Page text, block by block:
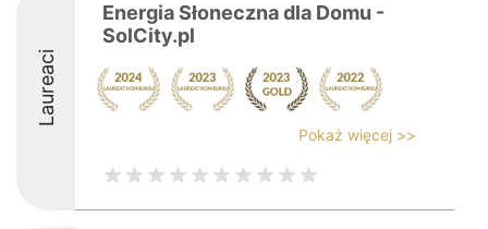
Laureaci
Energia Słoneczna dla Domu -
SolCity.pl
Pokaż więcej >>